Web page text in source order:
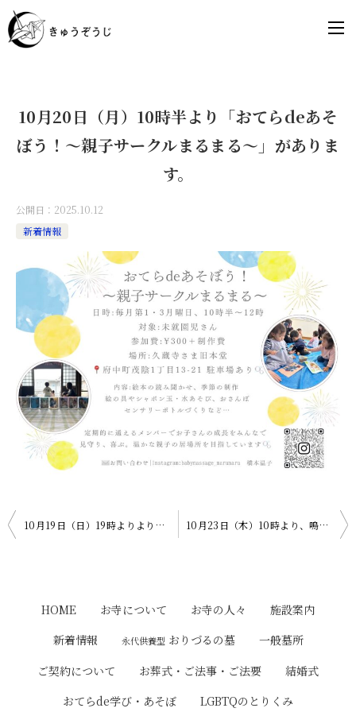
10月20日（月）10時半より「おてらdeあそ
ぼう！～親子サークルまるまる～」がありま
す。
公開日： 2025.10.12
新着情報
投
10月19日（日）19時よりより、本堂に於いて「在日ベトナム人仏教会～国際交流～」があります。 10月23日（木）10時より、嗚灯院（アート院・旧本堂）に於いて「おてらdeやさしいヨガ」があります。
HOME お寺について お寺の人々
施設案内
新着情報
永代供養型 おりづるの墓
一般墓所
ご契約について
お葬式・ご法事・ご法要
結婚式
おてらde学び・あそぼ
LGBTQのとりくみ